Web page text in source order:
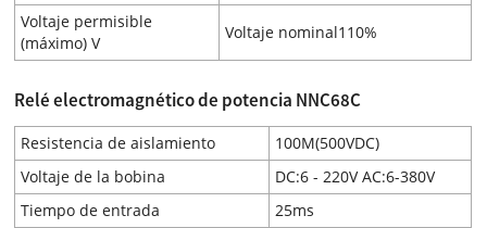
Voltaje permisible
(máximo) V
Voltaje nominal110%
Relé electromagnético de potencia NNC68C
Resistencia de aislamiento
100M(500VDC)
Voltaje de la bobina
DC:6 - 220V AC:6-380V
Tiempo de entrada
25ms